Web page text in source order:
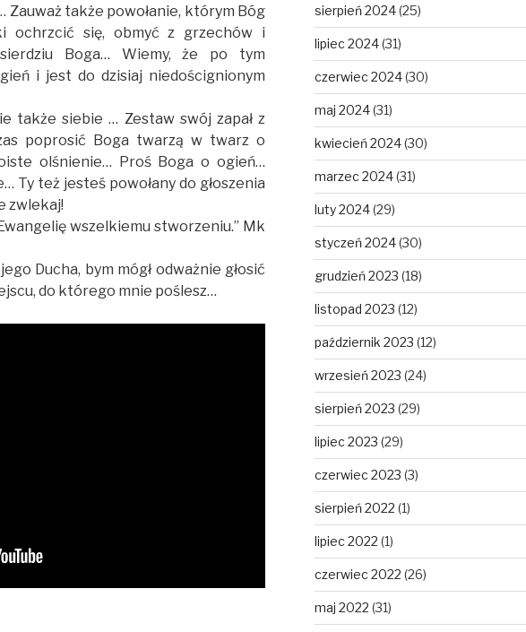
także powołanie, którym Bóg
ochrzcić się, obmyć z grzechów i
Boga… Wiemy, że po tym
i jest do dzisiaj niedoścignionym
także siebie … Zestaw swój zapał z
poprosić Boga twarzą w twarz o
olśnienie… Proś Boga o ogień…
Ty też jesteś powołany do głoszenia
zwlekaj!
wszelkiemu stworzeniu.” Mk
Ducha, bym mógł odważnie głosić
do którego mnie poślesz…
sierpień 2024(25)
lipiec 2024(31)
czerwiec 2024(30)
maj 2024(31)
kwiecień 2024(30)
marzec 2024(31)
luty 2024(29)
styczeń 2024(30)
grudzień 2023 (18)
listopad 2023 (12)
październik 2023 (12)
wrzesień 2023 (24)
sierpień 2023 (29)
lipiec 2023 (29)
czerwiec 2023 (3)
sierpień 2022 (1)
lipiec 2022 (1)
czerwiec 2022 (26)
maj 2022 (31)